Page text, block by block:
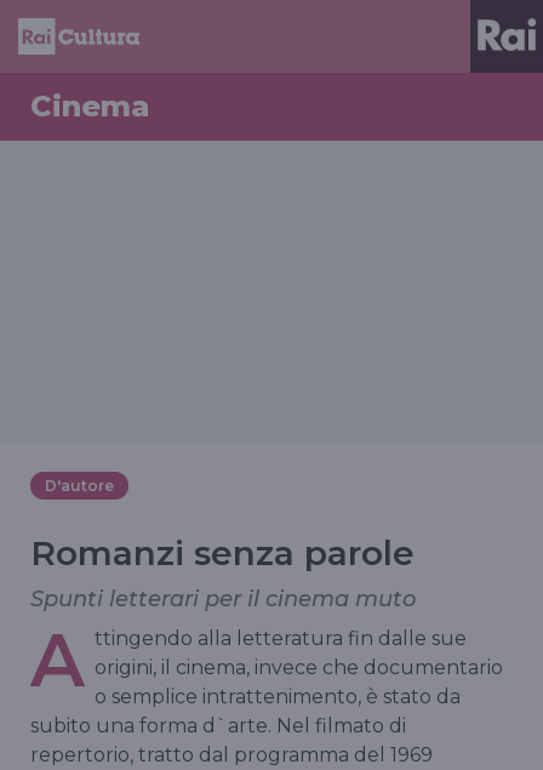
Cinema
D'autore
Romanzi senza parole
Spunti letterari per il cinema muto
A ttingendo alla letteratura fin dalle sue
origini, il cinema, invece che documentario
o semplice intrattenimento, è stato da
subito una forma d`arte. Nel filmato di
repertorio, tratto dal programma del 1969